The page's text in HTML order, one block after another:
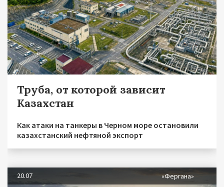
Труба, от которой зависит
Казахстан
Как атаки на танкеры в Черном море остановили
казахстанский нефтяной экспорт
20.07 «Фергана»